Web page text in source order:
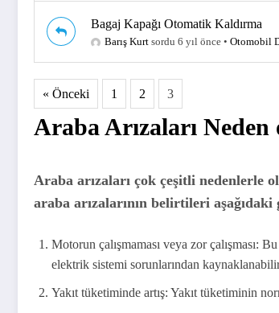
Bagaj Kapağı Otomatik Kaldırma
Barış Kurt sordu 6 yıl önce • Otomobil
« Önceki 1 2 3
Araba Arızaları Neden
Araba arızaları çok çeşitli nedenlerle
araba arızalarının belirtileri
Motorun çalışmaması veya zor çalışması:
elektrik sistemi sorunlarından
Yakıt tüketiminde artış: Yakıt tüketiminin